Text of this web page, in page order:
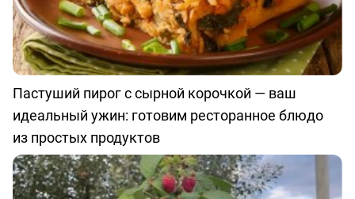
Пастуший пирог с сырной корочкой — ваш
идеальный ужин: готовим ресторанное блюдо
из простых продуктов